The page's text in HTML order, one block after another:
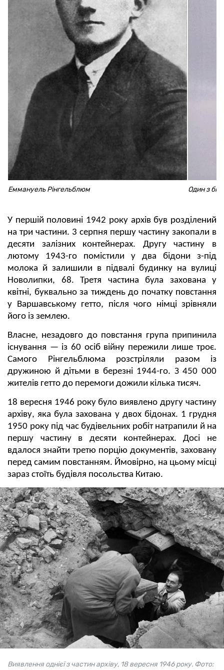
Еммануель Рінгельблюм Один з
У першій половині 1942 року архів був розділений
на три частини. 3 серпня першу частину закопали в
десяти залізних контейнерах. Другу частину в
лютому 1943-го помістили у два бідони з-під
молока й залишили в підвалі будинку на вулиці
Новолипки, 68. Третя частина була захована у
квітні, буквально за тиждень до початку повстання
у Варшавському гетто, після чого німці зрівняли
його із землею.
Власне, незадовго до повстання група припинила
існування — із 60 осіб війну пережили лише троє.
Самого Рінгельблюма розстріляли разом із
дружиною й дітьми в березні 1944-го. З 450 000
жителів гетто до перемоги дожили кілька тисяч.
18 вересня 1946 року було виявлено другу частину
архіву, яка була захована у двох бідонах. 1 грудня
1950 року під час будівельних робіт натрапили й на
першу частину в десяти контейнерах. Досі не
вдалося знайти третю порцію документів, заховану
перед самим повстанням. Ймовірно, на цьому місці
зараз стоїть будівля посольства Китаю.
Виявлення однієї з частин архіву, 18 вересня 1946 року. Фото: